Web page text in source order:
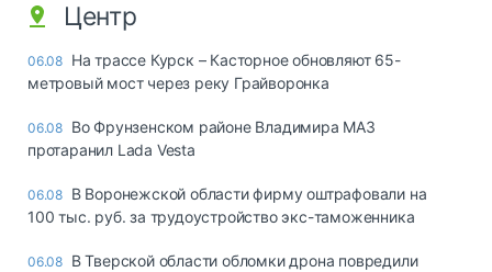
Центр
06.08 На трассе Курск – Касторное обновляют 65-
метровый мост через реку Грайворонка
06.08 Во Фрунзенском районе Владимира МАЗ
протаранил Lada Vesta
06.08 В Воронежской области фирму оштрафовали на
100 тыс. руб. за трудоустройство экс-таможенника
06.08 В Тверской области обломки дрона повредили